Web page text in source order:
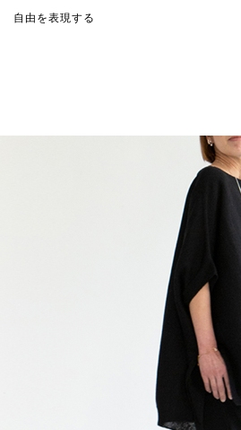
自由を表現する